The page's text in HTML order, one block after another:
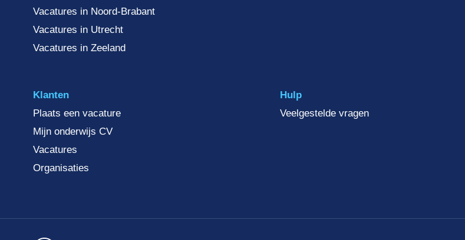
Vacatures in Noord-Brabant
Vacatures in Utrecht
Vacatures in Zeeland
Klanten
Plaats een vacature
Mijn onderwijs CV
Vacatures
Organisaties
Hulp
Veelgestelde vragen